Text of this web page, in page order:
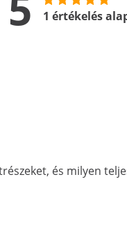
1 értékelés
és milyen